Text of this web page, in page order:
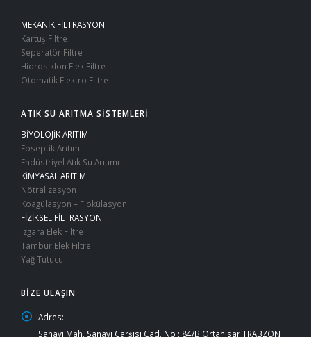
MEKANİK FİLTRASYON
Kartuş Filtre
Seperatör Filtre
Hidrosiklon Elek Filtre
Otomatik Elektro Filtre
ATIK SU ARITMA SİSTEMLERİ
BİYOLOJİK ARITIM
Foseptik Arıtımı
Endüstriyel Atık Su Arıtımı
KİMYASAL ARITIM
Nötralizasyon
Koagülasyon – Flokülasyon
FİZİKSEL FİLTRASYON
Izgara Elek Filtre
Tambur Elek Filtre
Yağ Tutucu
BIZE ULAŞIN
Adres:
Sanayi Mah. Sanayi Çarşısı Cad. No : 84/B Ortahisar TRABZON